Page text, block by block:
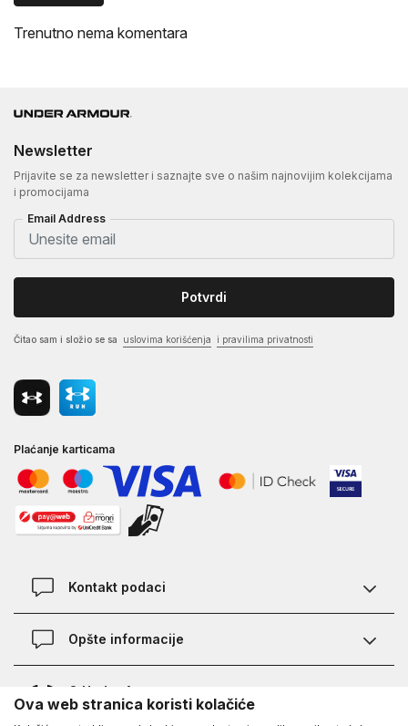
Trenutno nema komentara
Newsletter
Prijavite se za newsletter i saznajte sve o našim najnovijim kolekcijama
i promocijama
Email Address
Potvrdi
Čitao sam i složio se sa uslovima korišćenja i pravilima privatnosti
Plaćanje karticama
Kontakt podaci
Kontakt
Opšte informacije
Provjera statusa porudžbine
O Under Armour-u
Ova web stranica koristi kolačiće